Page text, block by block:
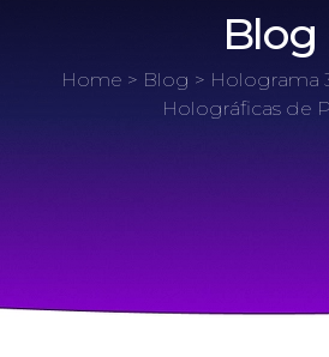
Blog
Home > Blog > Holograma
Holográficas de